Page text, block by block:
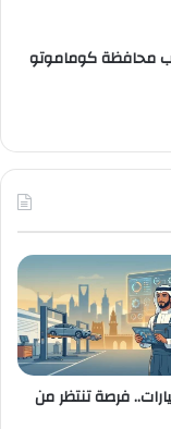
يضرب محافظة كوماموتو
فرصة تنتظر من